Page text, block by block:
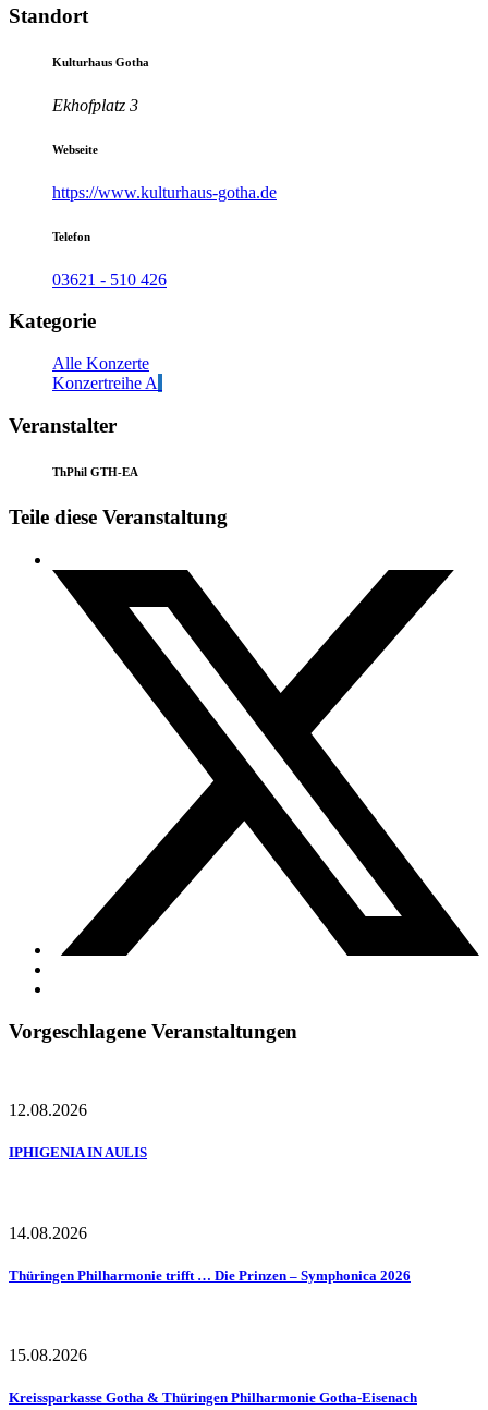
Standort
Kulturhaus Gotha
Ekhofplatz 3
Webseite
https://www.kulturhaus-gotha.de
Telefon
03621 - 510 426
Kategorie
Alle Konzerte
Konzertreihe A
Veranstalter
ThPhil GTH-EA
Teile diese Veranstaltung
Vorgeschlagene Veranstaltungen
12.08.2026
IPHIGENIA IN AULIS
14.08.2026
Thüringen Philharmonie trifft … Die Prinzen – Symphonica 2026
15.08.2026
Kreissparkasse Gotha & Thüringen Philharmonie Gotha-Eisenach